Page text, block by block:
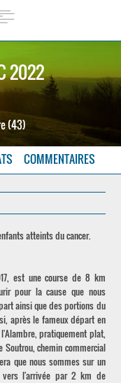
2022
(43)
COMMENTAIRES
atteints du cancer.
est une course de 8 km
pour la cause que nous
ainsi que des portions du
après le fameux départ en
pratiquement plat,
chemin commercial
que nous sommes sur un
vers l'arrivée par 2 km de